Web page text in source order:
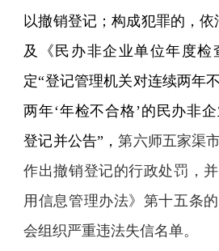
以撤销登记；构成犯罪的，
及《民办非企业单位年度检
定“登记管理机关对连续两年
两年‘年检不合格’的民办非
登记并公告”，第六师五家渠
作出撤销登记的行政处罚，
用信息管理办法》第十五条
会组织严重违法失信名单。